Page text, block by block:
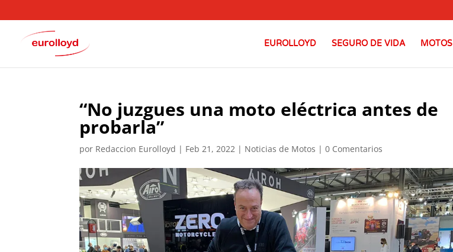
EUROLLOYD SEGURO DE VIDA MOTOS
“No juzgues una moto eléctrica antes de
probarla”
por Redaccion Eurolloyd | Feb 21, 2022 | Noticias de Motos |0 Comentarios